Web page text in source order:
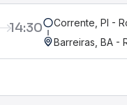
14:30
Corrente, PI -
Barreiras, BA -